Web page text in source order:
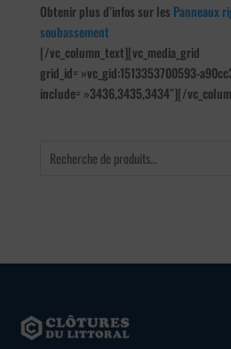
Obtenir plus d’infos sur les Panneaux
soubassement
[/vc_column_text][vc_media_grid
grid_id= »vc_gid:1513353700593-
include= »3436,3435,3434″][/